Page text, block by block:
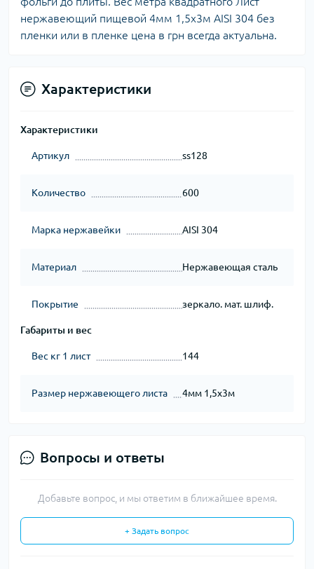
нержавеющий пищевой 4мм 1,5х3м AISI 304 без
пленки или в пленке цена в грн всегда актуальна.
Характеристики
Характеристики
Артикул ss128
Количество 600
Марка нержавейки AISI 304
Материал Нержавеющая сталь
Покрытие зеркало. мат. шлиф.
Габариты и вес
Вес кг 1 лист 144
Размер нержавеющего листа 4мм 1,5х3м
Вопросы и ответы
Добавьте вопрос, и мы ответим в ближайшее время.
+ Задать вопрос